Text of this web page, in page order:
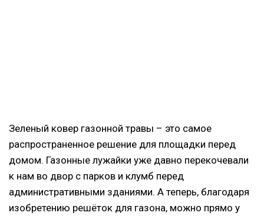
Зеленый ковер газонной травы – это самое
распространенное решение для площадки перед
домом. Газонные лужайки уже давно перекочевали
к нам во двор с парков и клумб перед
административными зданиями. А теперь, благодаря
изобретению решёток для газона, можно прямо у